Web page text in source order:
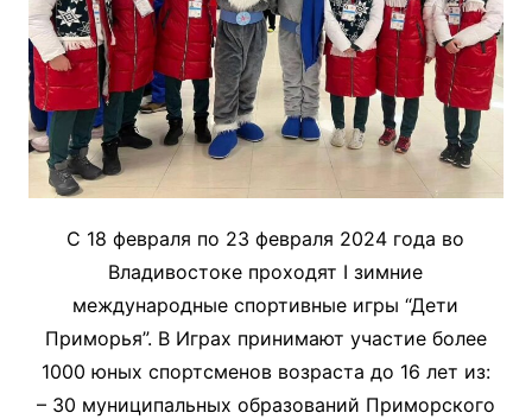
С 18 февраля по 23 февраля 2024 года во
Владивостоке проходят I зимние
международные спортивные игры “Дети
Приморья”. В Играх принимают участие более
1000 юных спортсменов возраста до 16 лет из:
– 30 муниципальных образований Приморского